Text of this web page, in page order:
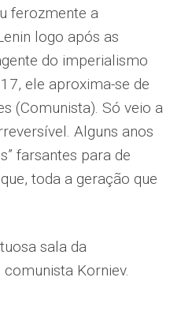
ferozmente a
logo após as
do imperialismo
ele aproxima-se de
(Comunista). Só veio a
Alguns anos
farsantes para de
toda a geração que
sala da
Korniev.